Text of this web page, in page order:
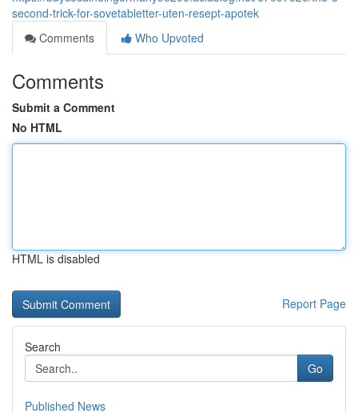
second-trick-for-sovetabletter-uten-resept-apotek
Comments
Who Upvoted
Comments
Submit a Comment
No HTML
HTML is disabled
Report Page
Search
Go
Published News